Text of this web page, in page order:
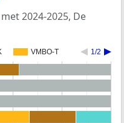
2024-2025, De
VMBO-T 1/2